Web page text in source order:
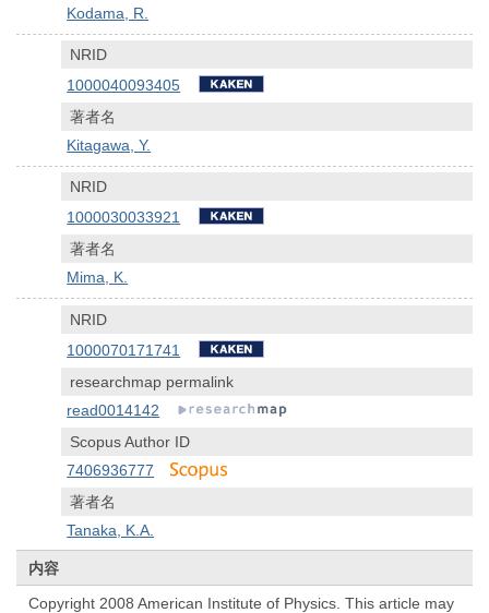
Kodama, R.
NRID
1000040093405
著者名
Kitagawa, Y.
NRID
1000030033921
著者名
Mima, K.
NRID
1000070171741
researchmap permalink
read0014142
Scopus Author ID
7406936777
著者名
Tanaka, K.A.
内容
Copyright 2008 American Institute of Physics. This article may